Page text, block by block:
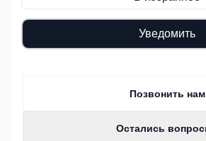
Уведомить
Позвонить нам
Остались